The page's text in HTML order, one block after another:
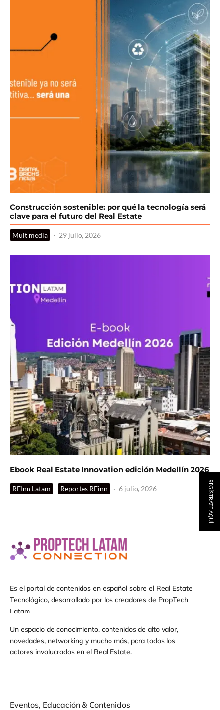
Construcción sostenible: por qué la tecnología será
clave para el futuro del Real Estate
Multimedia · 29 julio, 2026
Ebook Real Estate Innovation edición Medellín 2026
REInn Latam Reportes REinn · 6 julio, 2026
Es el portal de contenidos en español sobre el Real Estate
Tecnológico, desarrollado por los creadores de PropTech
Latam.
Un espacio de conocimiento, contenidos de alto valor,
novedades, networking y mucho más, para todos los
actores involucrados en el Real Estate.
Eventos, Educación & Contenidos
REGÍSTRATE AQUÍ